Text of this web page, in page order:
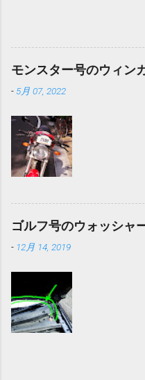
モンスター号のウィン
- 5月 07, 2022
ゴルフ号のウォッシャ
- 12月 14, 2019